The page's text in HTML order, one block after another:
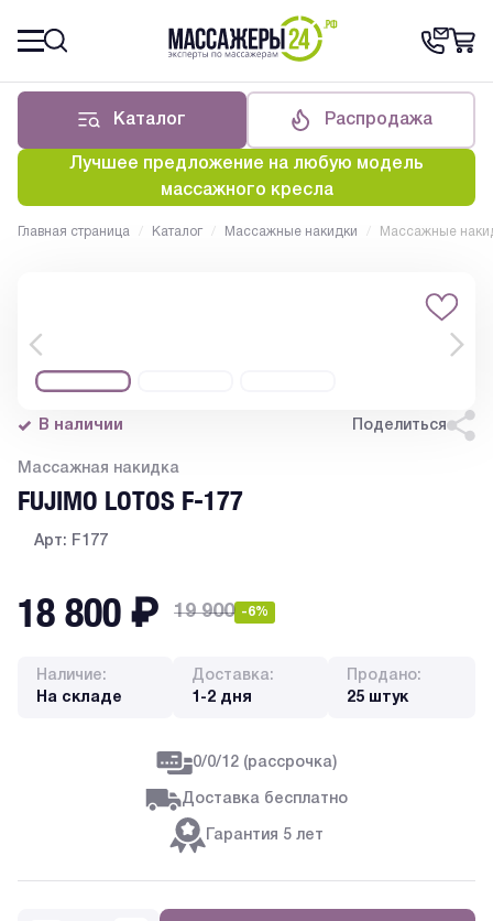
Каталог Распродажа
Лучшее предложение на любую модель
массажного кресла
Главная страница / Каталог / Массажные накидки / Массажные
В наличии Поделиться
Массажная накидка
FUJIMO LOTOS F-177
Арт: F177
18 800 ₽ -6%
19 900
Наличие:
На складе
Доставка:
1-2 дня
Продано:
25 штук
0/0/12 (рассрочка)
Доставка бесплатно
Гарантия 5 лет